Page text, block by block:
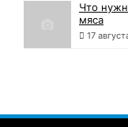
Что
мяса
17